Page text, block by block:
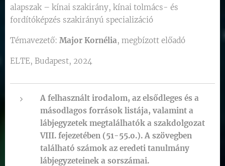
alapszak – kínai szakirány, kínai tolmács- és
fordítóképzés szakirányú specializáció
Témavezető: Major Kornélia, megbízott előadó
ELTE, Budapest, 2024
A felhasznált irodalom, az elsődleges és a
másodlagos források listája, valamint a
lábjegyzetek megtalálhatók a szakdolgozat
VIII. fejezetében (51-55.o.). A szövegben
található számok az eredeti tanulmány
lábjegyzeteinek a sorszámai.